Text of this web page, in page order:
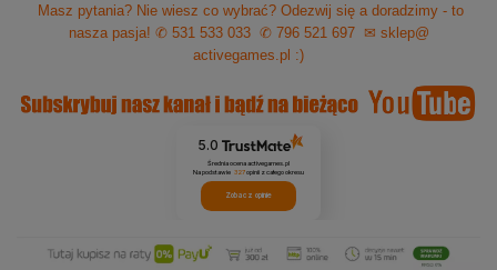
Masz pytania? Nie wiesz co wybrać? Odezwij się a doradzimy - to
nasza pasja! ✆ 531 533 033 ✆ 796 521 697
✉ sklep@
activegames.pl :)
5.0
Średnia ocena activegames.pl
Na podstawie 327opinii z całego okresu
Zobacz opinie